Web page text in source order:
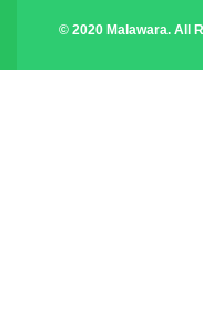
© 2020 Malawara. All